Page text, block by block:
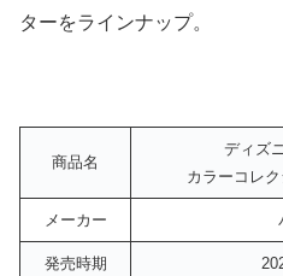
ターをラインナップ。
商品名
ディズ
カラーコレク
メーカー
発売時期